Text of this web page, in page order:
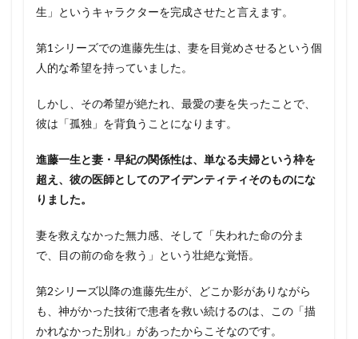
生」というキャラクターを完成させたと言えます。
第1シリーズでの進藤先生は、妻を目覚めさせるという個
人的な希望を持っていました。
しかし、その希望が絶たれ、最愛の妻を失ったことで、
彼は「孤独」を背負うことになります。
進藤一生と妻・早紀の関係性は、単なる夫婦という枠を
超え、彼の医師としてのアイデンティティそのものにな
りました。
妻を救えなかった無力感、そして「失われた命の分ま
で、目の前の命を救う」という壮絶な覚悟。
第2シリーズ以降の進藤先生が、どこか影がありながら
も、神がかった技術で患者を救い続けるのは、この「描
かれなかった別れ」があったからこそなのです。